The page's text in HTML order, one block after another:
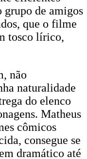
grupo de amigos
que o filme
tosco lírico,
não
naturalidade
do elenco
Matheus
cômicos
consegue se
dramático até